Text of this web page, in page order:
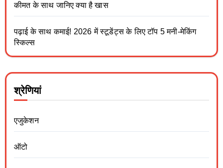
कीमत के साथ जानिए क्या है खास
पढ़ाई के साथ कमाई! 2026 में स्टूडेंट्स के लिए टॉप 5 मनी-मेकिंग
स्किल्स
श्रेणियां
एजुकेशन
ऑटो